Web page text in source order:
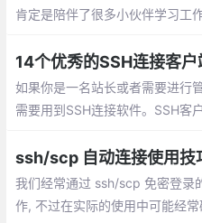
肯定是陪伴了很多小伙伴学习工
限制
14个优秀的SSH连接客
如果你是一名站长或者需要进行
需要用到SSH连接软件。SSH客
ssh/scp 自动连接使用技
我们经常通过 ssh/scp 免密登录
作, 不过在实际的使用中可能经